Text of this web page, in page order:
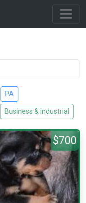
PA
Business & Industrial
$700